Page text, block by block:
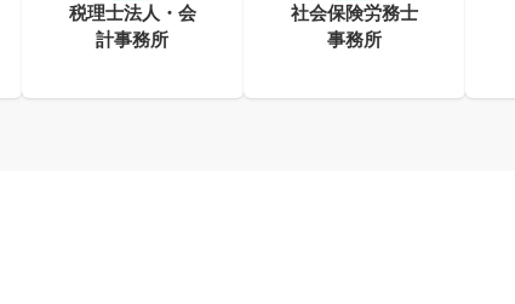
税理士法人・会
計事務所
社会保険労務士
事務所